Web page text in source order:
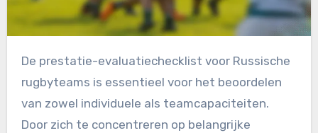
De prestatie-evaluatiechecklist voor Russische
rugbyteams is essentieel voor het beoordelen
van zowel individuele als teamcapaciteiten.
Door zich te concentreren op belangrijke